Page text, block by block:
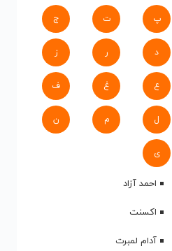
پ ت ج
د ر ز
ع غ ف
ل م ن
ی
احمد آزاد
اکسنت
آدام لمبرت